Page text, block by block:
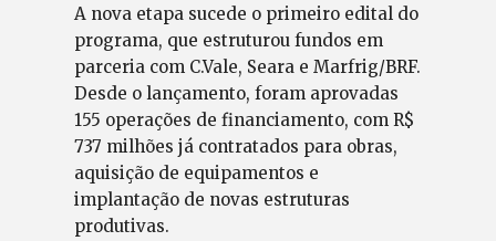
A nova etapa sucede o primeiro edital do
programa, que estruturou fundos em
parceria com C.Vale, Seara e Marfrig/BRF.
Desde o lançamento, foram aprovadas
155 operações de financiamento, com R$
737 milhões já contratados para obras,
aquisição de equipamentos e
implantação de novas estruturas
produtivas.